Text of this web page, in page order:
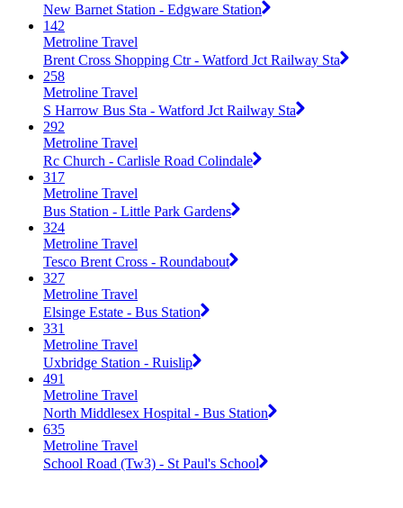
New Barnet Station - Edgware Station
142
Metroline Travel
Brent Cross Shopping Ctr - Watford Jct Railway Sta
258
Metroline Travel
S Harrow Bus Sta - Watford Jct Railway Sta
292
Metroline Travel
Rc Church - Carlisle Road Colindale
317
Metroline Travel
Bus Station - Little Park Gardens
324
Metroline Travel
Tesco Brent Cross - Roundabout
327
Metroline Travel
Elsinge Estate - Bus Station
331
Metroline Travel
Uxbridge Station - Ruislip
491
Metroline Travel
North Middlesex Hospital - Bus Station
635
Metroline Travel
School Road (Tw3) - St Paul's School